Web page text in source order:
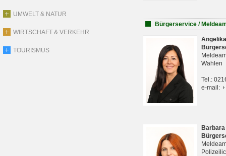
UMWELT & NATUR
WIRTSCHAFT & VERKEHR
TOURISMUS
Bürgerservice /
Wahlen
Tel.:
e-mail: